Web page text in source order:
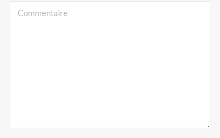
Commentaire